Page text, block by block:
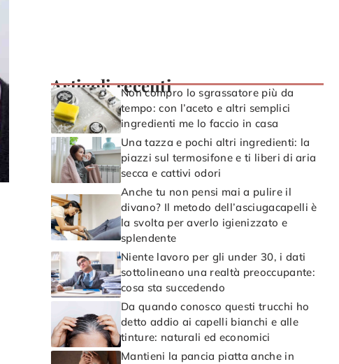
Articoli recentiNon compro lo sgrassatore più da
tempo: con l’aceto e altri semplici
ingredienti me lo faccio in casa
Una tazza e pochi altri ingredienti: la
piazzi sul termosifone e ti liberi di aria
secca e cattivi odori
Anche tu non pensi mai a pulire il
divano? Il metodo dell’asciugacapelli è
la svolta per averlo igienizzato e
splendente
Niente lavoro per gli under 30, i dati
sottolineano una realtà preoccupante:
cosa sta succedendo
Da quando conosco questi trucchi ho
detto addio ai capelli bianchi e alle
tinture: naturali ed economici
Mantieni la pancia piatta anche in